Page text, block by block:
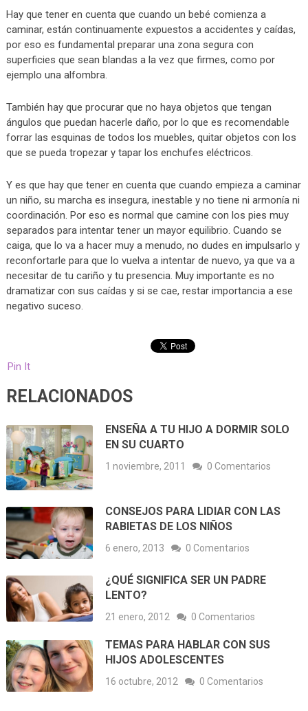
Hay que tener en cuenta que cuando un bebé comienza a
caminar, están continuamente expuestos a accidentes y caídas,
por eso es fundamental preparar una zona segura con
superficies que sean blandas a la vez que firmes, como por
ejemplo una alfombra.
También hay que procurar que no haya objetos que tengan
ángulos que puedan hacerle daño, por lo que es recomendable
forrar las esquinas de todos los muebles, quitar objetos con los
que se pueda tropezar y tapar los enchufes eléctricos.
Y es que hay que tener en cuenta que cuando empieza a caminar
un niño, su marcha es insegura, inestable y no tiene ni armonía ni
coordinación. Por eso es normal que camine con los pies muy
separados para intentar tener un mayor equilibrio. Cuando se
caiga, que lo va a hacer muy a menudo, no dudes en impulsarlo y
reconfortarle para que lo vuelva a intentar de nuevo, ya que va a
necesitar de tu cariño y tu presencia. Muy importante es no
dramatizar con sus caídas y si se cae, restar importancia a ese
negativo suceso.
Pin It
RELACIONADOS
ENSEÑA A TU HIJO A DORMIR SOLO
EN SU CUARTO
1 noviembre, 2011 0 Comentarios
CONSEJOS PARA LIDIAR CON LAS
RABIETAS DE LOS NIÑOS
6 enero, 2013 0 Comentarios
¿QUÉ SIGNIFICA SER UN PADRE
LENTO?
21 enero, 2012 0 Comentarios
TEMAS PARA HABLAR CON SUS
HIJOS ADOLESCENTES
16 octubre, 2012 0 Comentarios